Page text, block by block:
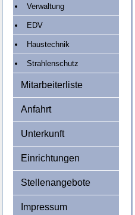
Verwaltung
EDV
Haustechnik
Strahlenschutz
Mitarbeiterliste
Anfahrt
Unterkunft
Einrichtungen
Stellenangebote
Impressum